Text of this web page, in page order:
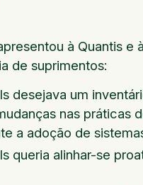
à Quantis
de suprimentos:
desejava um
nas práticas
a adoção de
queria alinhar-se